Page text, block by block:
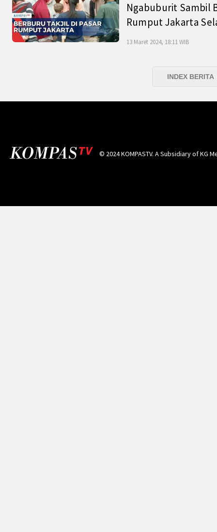
Ngabuburit Sambil
Rumput Jakarta
13 Maret 2024, 18:11 WIB
INDEX BERITA
© 2024 KOMPASTV. A Subsidiary ofKG